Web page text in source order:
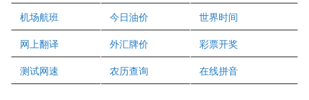
二十一世纪美联地产公司
全球趋势移民留学
盛达资本
正点印艺设计
机场航班 今日油价 世界时间
网上翻译 外汇牌价 彩票开奖
测试网速 农历查询 在线拼音